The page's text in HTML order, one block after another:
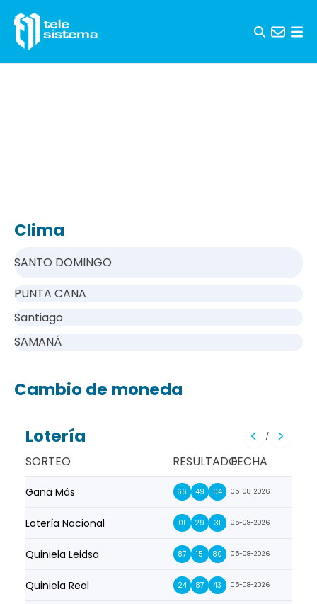
Clima
SANTO DOMINGO
PUNTA CANA
Santiago
SAMANÁ
Cambio de moneda
Lotería /
SORTEO RESULTADOFECHA
Gana Más 66 49 04 05-08-2026
Lotería Nacional 01 29 31 05-08-2026
Quiniela Leidsa 87 15 80 05-08-2026
Quiniela Real 24 87 43 05-08-2026